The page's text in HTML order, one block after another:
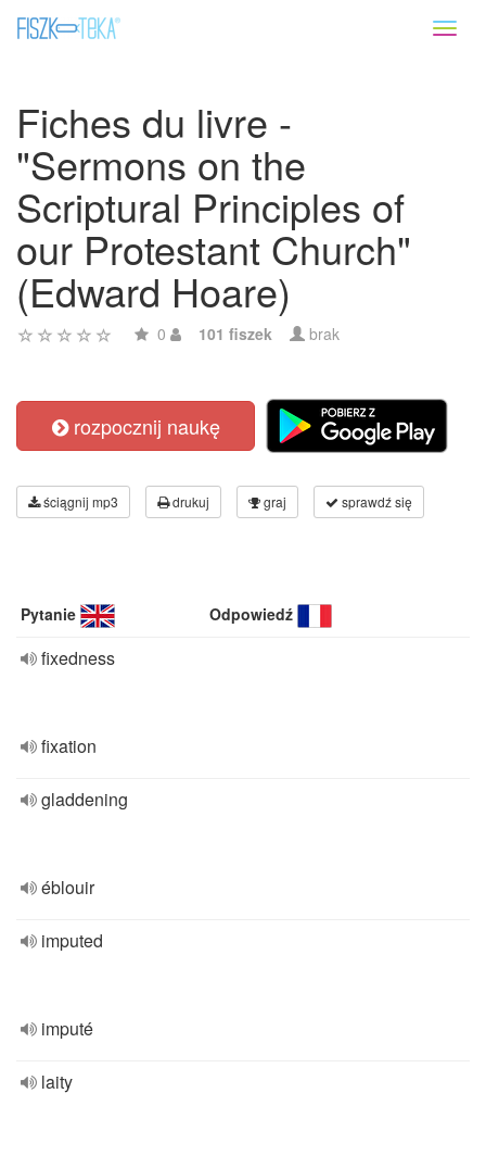
Fiches du livre -
"Sermons on the
Scriptural Principles of
our Protestant Church"
(Edward Hoare)
0 101 fiszek brak
rozpocznij naukę
ściągnij mp3 drukuj graj sprawdź się
Pytanie Odpowiedź
fixedness
fixation
gladdening
éblouir
imputed
imputé
laity